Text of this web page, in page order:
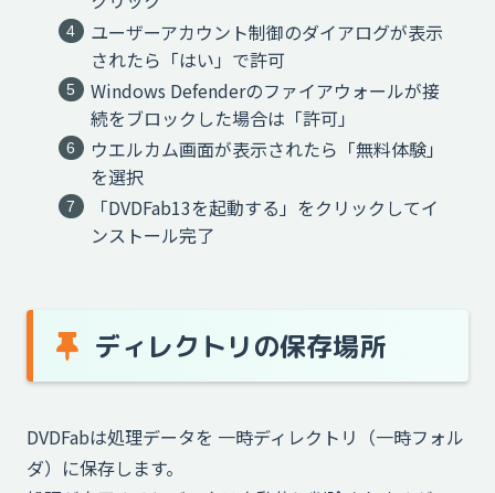
ユーザーアカウント制御のダイアログが表示
されたら「はい」で許可
Windows Defenderのファイアウォールが接
続をブロックした場合は「許可」
ウエルカム画面が表示されたら「無料体験」
を選択
「DVDFab13を起動する」をクリックしてイ
ンストール完了
ディレクトリの保存場所
DVDFabは処理データを 一時ディレクトリ（一時フォル
ダ）に保存します。